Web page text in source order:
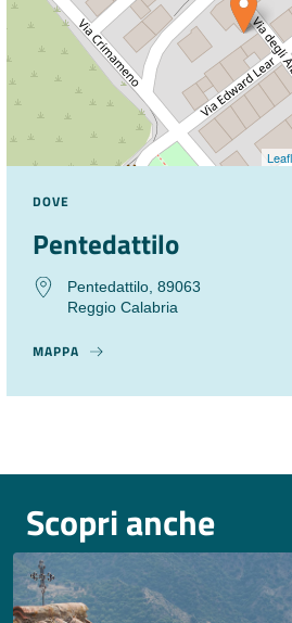
DOVE
Pentedattilo
Pentedattilo, 89063
Reggio Calabria
MAPPA
Scopri anche